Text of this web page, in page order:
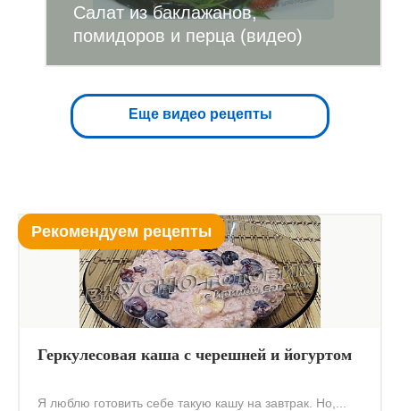
Салат из баклажанов,
помидоров и перца (видео)
Еще видео рецепты
Рекомендуем рецепты
Геркулесовая каша с черешней и йогуртом
Я люблю готовить себе такую кашу на завтрак. Но,...